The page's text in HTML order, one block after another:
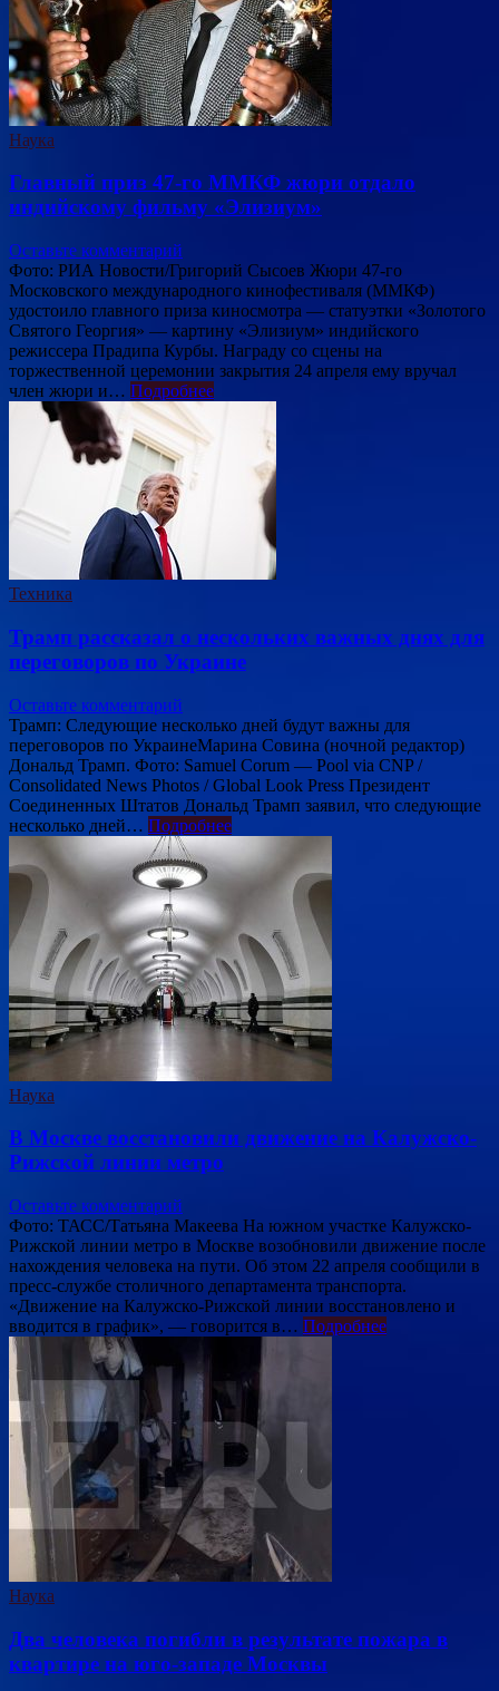
Наука
Главный приз 47-го ММКФ жюри отдало
индийскому фильму «Элизиум»
Оставьте комментарий
Фото: РИА Новости/Григорий Сысоев Жюри 47-го
Московского международного кинофестиваля (ММКФ)
удостоило главного приза киносмотра — статуэтки «Золотого
Святого Георгия» — картину «Элизиум» индийского
режиссера Прадипа Курбы. Награду со сцены на
торжественной церемонии закрытия 24 апреля ему вручал
член жюри и… Подробнее
Техника
Трамп рассказал о нескольких важных днях для
переговоров по Украине
Оставьте комментарий
Трамп: Следующие несколько дней будут важны для
переговоров по УкраинеМарина Совина (ночной редактор)
Дональд Трамп. Фото: Samuel Corum — Pool via CNP /
Consolidated News Photos / Global Look Press Президент
Соединенных Штатов Дональд Трамп заявил, что следующие
несколько дней… Подробнее
Наука
В Москве восстановили движение на Калужско-
Рижской линии метро
Оставьте комментарий
Фото: ТАСС/Татьяна Макеева На южном участке Калужско-
Рижской линии метро в Москве возобновили движение после
нахождения человека на пути. Об этом 22 апреля сообщили в
пресс-службе столичного департамента транспорта.
«Движение на Калужско-Рижской линии восстановлено и
вводится в график», — говорится в… Подробнее
Наука
Два человека погибли в результате пожара в
квартире на юго-западе Москвы